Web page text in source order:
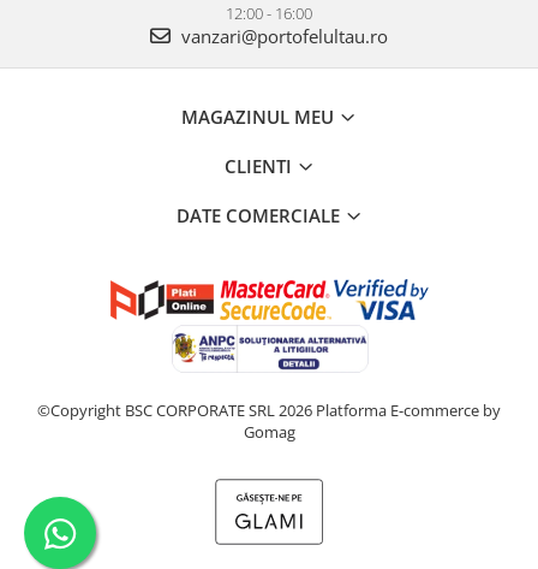
12:00 - 16:00
vanzari@portofelultau.ro
MAGAZINUL MEU
CLIENTI
DATE COMERCIALE
©Copyright BSC CORPORATE SRL 2026 Platforma E-commerce by
Gomag